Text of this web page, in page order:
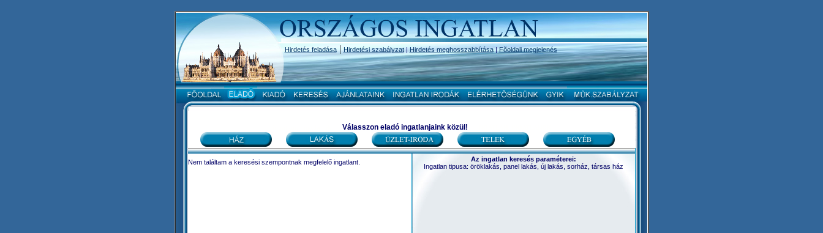
Hirdetés feladása|Hirdetési szabályzat|Hirdetés meghosszabbítása|Fõoldali megjelenés
Válasszon eladó ingatlanjaink közül!
Nem találtam a keresési szempontnak megfelelő ingatlant.
Az ingatlan keresés paraméterei:
Ingatlan tipusa: öröklakás, panel lakás, új lakás, sorház, társas ház